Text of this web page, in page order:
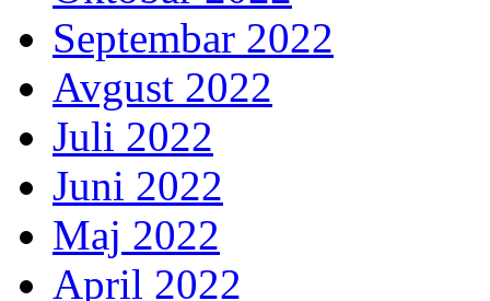
Septembar 2022
Avgust 2022
Juli 2022
Juni 2022
Maj 2022
April 2022